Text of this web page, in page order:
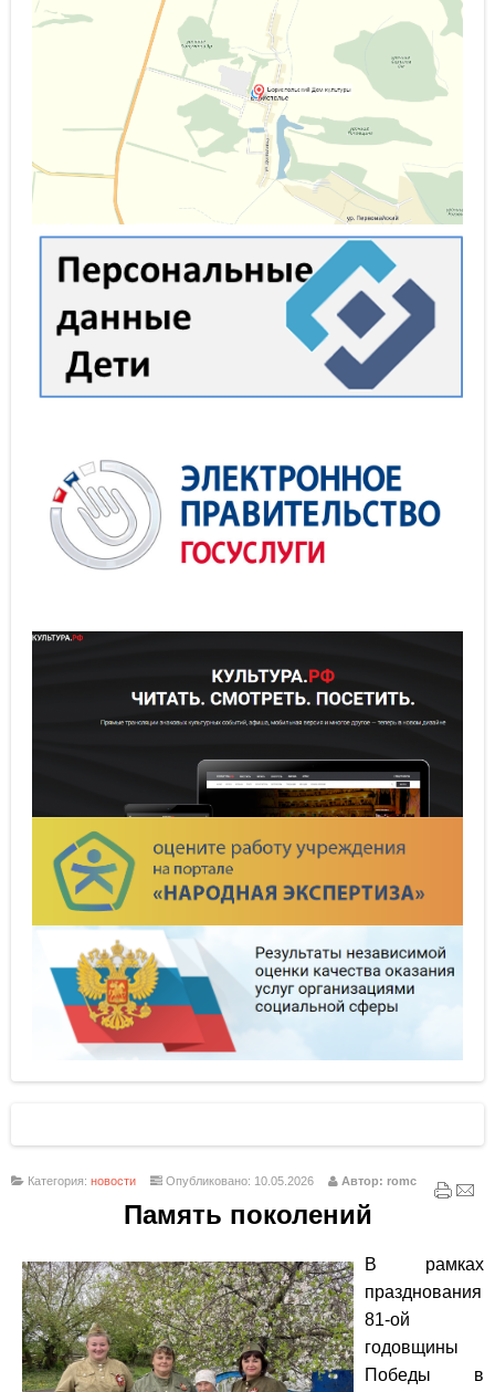
Категория: новости Опубликовано: 10.05.2026 Автор: romc
Память поколений
В рамках
празднования
81-ой
годовщины
Победы в